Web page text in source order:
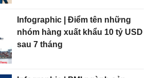
Infographic | Điểm tên những
nhóm hàng xuất khẩu 10 tỷ USD
sau 7 tháng